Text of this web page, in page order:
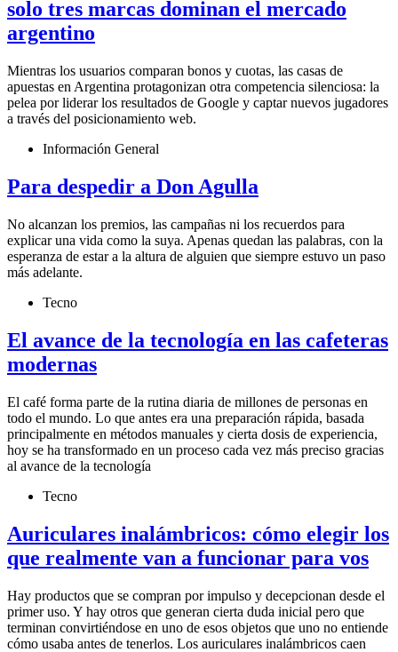
solo tres marcas dominan el mercado
argentino
Mientras los usuarios comparan bonos y cuotas, las casas de
apuestas en Argentina protagonizan otra competencia silenciosa: la
pelea por liderar los resultados de Google y captar nuevos jugadores
a través del posicionamiento web.
Información General
Para despedir a Don Agulla
No alcanzan los premios, las campañas ni los recuerdos para
explicar una vida como la suya. Apenas quedan las palabras, con la
esperanza de estar a la altura de alguien que siempre estuvo un paso
más adelante.
Tecno
El avance de la tecnología en las cafeteras
modernas
El café forma parte de la rutina diaria de millones de personas en
todo el mundo. Lo que antes era una preparación rápida, basada
principalmente en métodos manuales y cierta dosis de experiencia,
hoy se ha transformado en un proceso cada vez más preciso gracias
al avance de la tecnología
Tecno
Auriculares inalámbricos: cómo elegir los
que realmente van a funcionar para vos
Hay productos que se compran por impulso y decepcionan desde el
primer uso. Y hay otros que generan cierta duda inicial pero que
terminan convirtiéndose en uno de esos objetos que uno no entiende
cómo usaba antes de tenerlos. Los auriculares inalámbricos caen